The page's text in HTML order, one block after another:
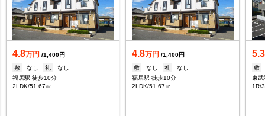
4.8万円 /1,400円
敷
なし 礼
なし
福居駅 徒歩10分
2LDK/51.67㎡
4.8万円 /1,400円
敷
なし 礼
なし
福居駅 徒歩10分
2LDK/51.67㎡
5.3
敷
東武
1R/